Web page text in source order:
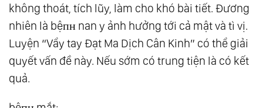
không thoát, tích lũy, làm cho khó bài tiết. Đương
nhiên là bệпʜ nan y ảnh hưởng tới cả mật và tì vị.
Luyện “Vẩy tay Đạt Ma Dịch Cân Kinh” có thể giải
quyết vấn đề này. Nếu sớm có trung tiện là có kết
quả.